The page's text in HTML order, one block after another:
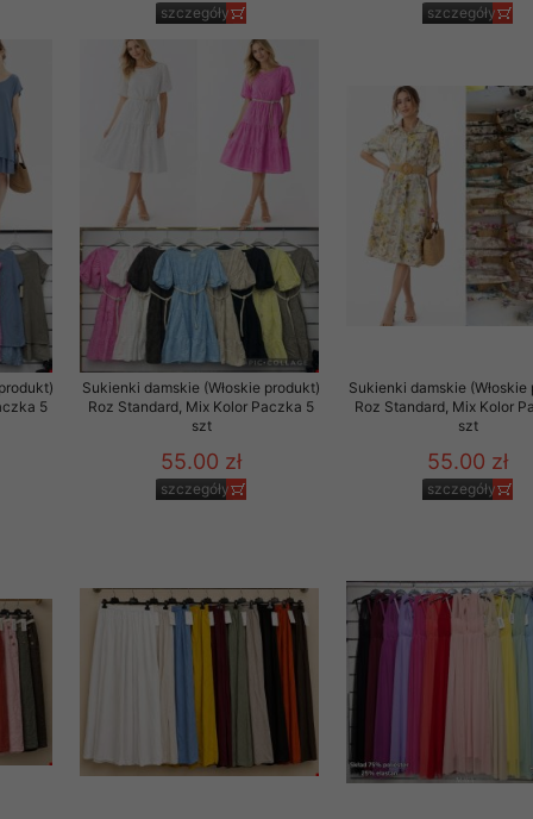
szczegóły szczegóły
5
Sukienki damskie (Włoskie produkt)
Roz Standard, Mix Kolor Paczka 5
szt
55.00 zł
szczegóły
Sukienki damskie (Włoskie
Roz Standard, Mix Kolor
szt
55.00 zł
szczegóły
komputerze Klienta
naszej oferty do
internetowej
tych plików
na komputerze
zgodę. Dotyczy to w
przez nas linka
i nowościach w
danych